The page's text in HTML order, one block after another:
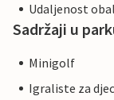
Udaljenost
Sadržaji u
Minigolf
Igraliste za